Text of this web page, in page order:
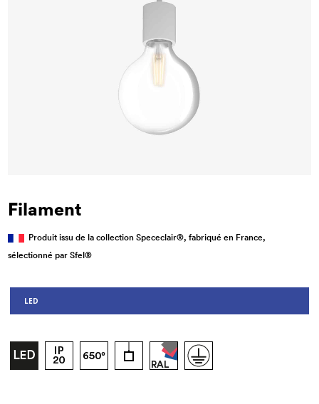
Filament
Produit issu de la collection Spececlair®, fabriqué en France,
sélectionné par Sfel®
LED